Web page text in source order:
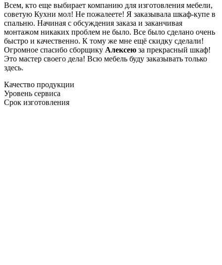
Всем, кто еще выбирает компанию для изготовления мебели,
советую Кухни мол! Не пожалеете! Я заказывала шкаф-купе в
спальню. Начиная с обсуждения заказа и заканчивая
монтажом никаких проблем не было. Все было сделано очень
быстро и качественно. К тому же мне ещё скидку сделали!
Огромное спасибо сборщику Алексею за прекрасный шкаф!
Это мастер своего дела! Всю мебель буду заказывать только
здесь.
Качество продукции
Уровень сервиса
Срок изготовления